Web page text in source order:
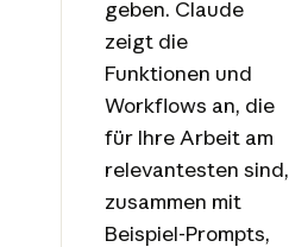
geben. Claude
zeigt die
Funktionen und
Workflows an, die
für Ihre Arbeit am
relevantesten sind,
zusammen mit
Beispiel-Prompts,